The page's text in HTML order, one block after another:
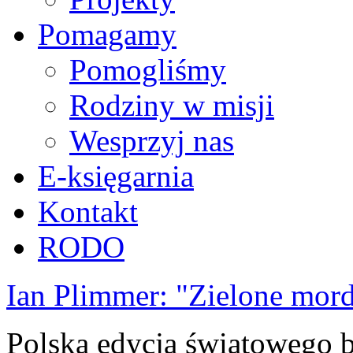
Pomagamy
Pomogliśmy
Rodziny w misji
Wesprzyj nas
E-księgarnia
Kontakt
RODO
Ian Plimmer: "Zielone
Polska edycja światowego